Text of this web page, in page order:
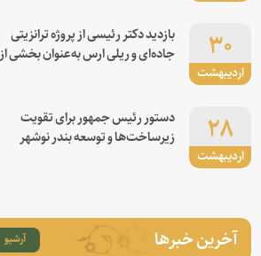
اردیبهشت
۳۰
بازدید دکتر رئیسی از پروژه ترانزیتی
جاده‌ای و ریلی ارس به‌عنوان بخشی از
اردیبهشت
۲۸
دستور رئیس جمهور برای تقویت
زیرساخت‌ها و توسعه بندر نوشهر
آخرین خبرها آرشیو